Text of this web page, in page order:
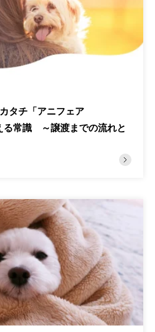
タチ「アニフェア
る常識 ～譲渡までの流れと